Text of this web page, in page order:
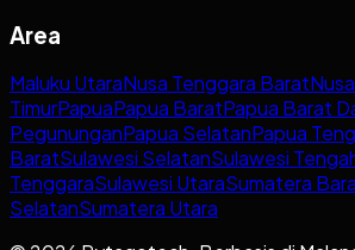
Area
Maluku UtaraNusa Tenggara Barat
TimurPapuaPapua BaratPapua Barat
PegununganPapua SelatanPapua
BaratSulawesi SelatanSulawesi
TenggaraSulawesi UtaraSumatera
SelatanSumatera Utara